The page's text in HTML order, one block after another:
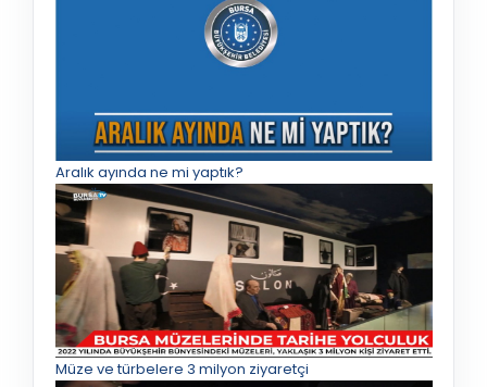
Aralık ayında ne mi yaptık?
Müze ve türbelere 3 milyon ziyaretçi